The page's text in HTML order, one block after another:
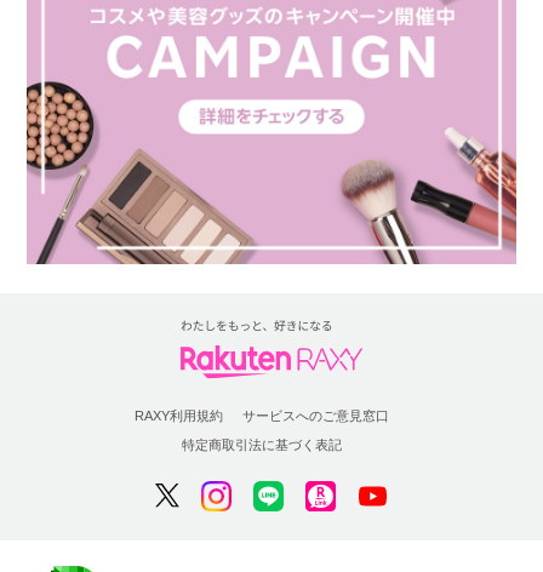
RAXY利用規約
サービスへのご意見窓口
特定商取引法に基づく表記